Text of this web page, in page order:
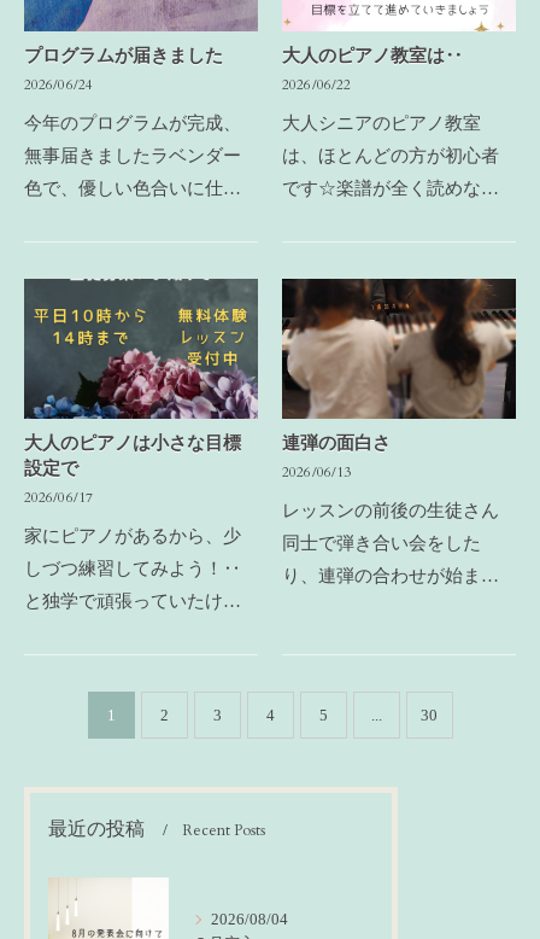
プログラムが届きました
2026/06/24
今年のプログラムが完成、
無事届きましたラベンダー
色で、優しい色合いに仕上
のお母さんの中には、産ま
れる前からﾜﾀｼは発表会を開
いているのかもしれな…
大人のピアノ教室は‥
2026/06/22
大人シニアのピアノ教室
は、ほとんどの方が初心者
です☆楽譜が全く読めない
いのか分からないこんな自
分でも弾けるようになるの
かな‥と心配されながらい
ら…
大人のピアノは小さな目標
設定で
2026/06/17
家にピアノがあるから、少
しづつ練習してみよう！‥
と独学で頑張っていたけれ
合ってるのか間違っている
連弾の面白さ
2026/06/13
レッスンの前後の生徒さん
同士で弾き合い会をした
り、連弾の合わせが始まり
い、緊張した、沢山間違え
ちゃった‥と言います連弾
1 2 3 4 5 ... 30
最近の投稿 Recent Posts
2026/08/04